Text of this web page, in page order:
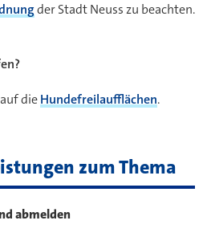
der Stadt Neuss zu beachten.
dieHundefreilaufflächen.
zum Thema
abmelden